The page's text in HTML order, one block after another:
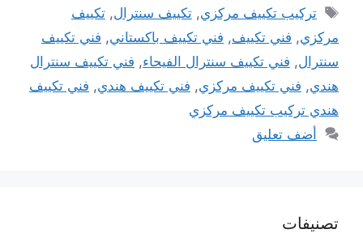
الوسوم
تركيب تكييف مركزي,تكييف سنترال,تكييف
مركزي, فني تكييف, فني تكييف باكستاني, فني تكييف
سنترال, فني تكييف سنترال الفيحاء, فني تكييف سنترال
هندي, فني تكييف مركزي, فني تكييف هندي, فني تكييف
هندي تركيب تكييف مركزي
أضف تعليق
تصنيفات